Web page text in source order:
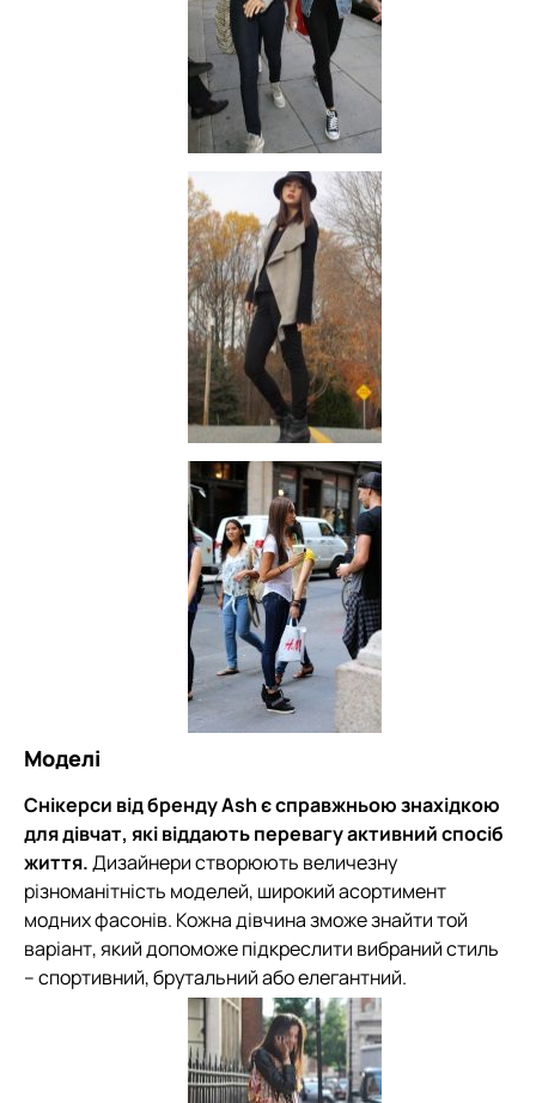
Моделі
Снікерси від бренду Ash є справжньою знахідкою
для дівчат, які віддають перевагу активний спосіб
життя.Дизайнери створюють величезну
різноманітність моделей, широкий асортимент
модних фасонів. Кожна дівчина зможе знайти той
варіант, який допоможе підкреслити вибраний стиль
– спортивний, брутальний або елегантний.